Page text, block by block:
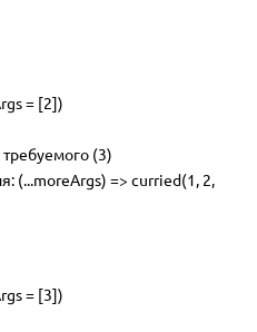
= [2])
(3)
(...moreArgs) => curried(1, 2,
= [3])